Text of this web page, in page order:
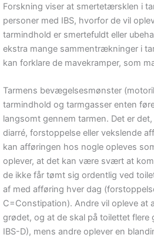
Forskning viser at smertetærsklen i
personer med IBS, hvorfor de vil
tarmindhold er smertefuldt eller
ekstra mange sammentrækninger i
kan forklare de mavekramper, som
Tarmens bevægelsesmønster
tarmindhold og tarmgasser enten
langsomt gennem tarmen. Det er
diarré, forstoppelse eller vekslende
kan afføringen hos nogle opleves
oplever, at det kan være svært at
de ikke får tømt sig ordentlig ved
af med afføring hver dag
C=Constipation). Andre vil opleve at
grødet, og at de skal på toilettet flere
IBS-D), mens andre oplever en